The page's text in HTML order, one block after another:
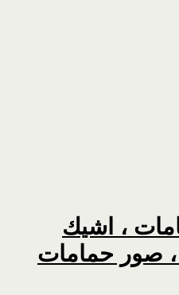
، اشيك
، صور حمامات